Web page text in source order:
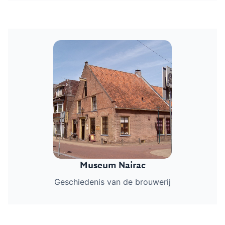
Museum Nairac
Geschiedenis van de brouwerij
In deze audiotour ontdek je de
brouwhistorie in de voormalige brouwerij van de
Barneveldse familie Romeijn. Bijna drie eeuwen lang
werd in dit pand bier gebrouwen.
Plan je bezoek